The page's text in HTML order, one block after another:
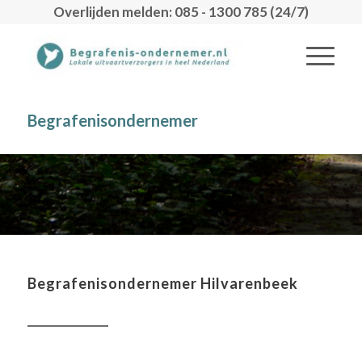
Overlijden melden: 085 - 1300 785 (24/7)
Begrafenisondernemer
Begrafenisondernemer Hilvarenbeek